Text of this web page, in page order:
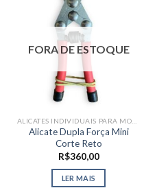
FORA DE ESTOQUE
Alicate Dupla Força Mini
Corte Reto
R$360,00
LER MAIS